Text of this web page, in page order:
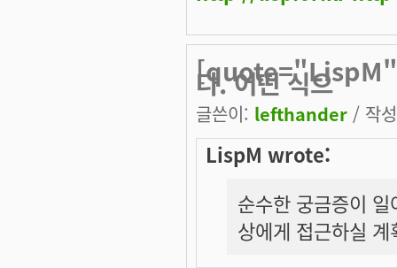
[quote="LispM"]
다. 어떤 식으
글쓴이: lefthander / 작
LispM wrote:
순수한 궁금증이
상에게 접근하실